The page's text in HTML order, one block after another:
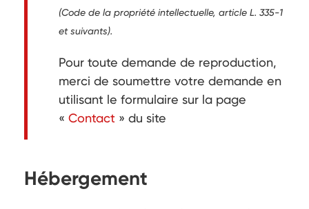
(Code de la propriété intellectuelle, article L. 335-1
et suivants).
Pour toute demande de reproduction,
merci de soumettre votre demande en
utilisant le formulaire sur la page
« Contact » du site
Hébergement